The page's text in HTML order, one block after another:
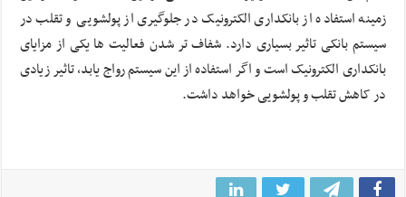
زمینه استفاده از بانکداری الکترونیک در جلوگیری از پولشویی و تقلب در
سیستم بانکی تاثیر بسیاری دارد. شفاف تر شدن فعالیت ها یکی از مزایای
بانکداری الکترونیک است و اگر استفاده از این سیستم رواج یابد، تاثیر زیادی
در کاهش تقلب و پولشویی خواهد داشت.